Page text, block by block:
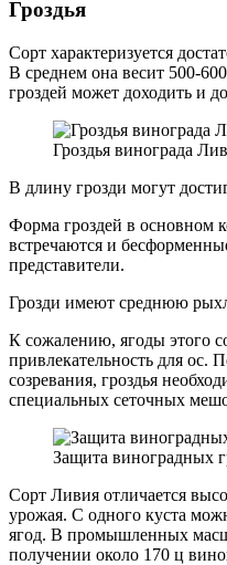
Гроздья
Сорт характеризуется
В среднем она весит 500-
гроздей может доходить и
Гроздья винограда
В длину грозди могут
Форма гроздей в основном
встречаются и
представители.
Грозди имеют среднюю
К сожалению, ягоды этого
привлекательность для ос.
созревания, гроздья
специальных сеточных
Защита виноградных
Сорт Ливия отличается
урожая. С одного куста
ягод. В промышленных
получении около 170 ц